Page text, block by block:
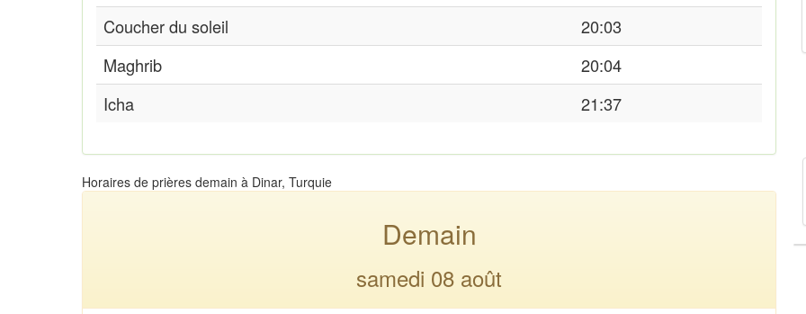
Coucher du soleil
20:03
Maghrib
20:04
Icha
21:37
Horaires de prières demain à Dinar, Turquie
Demain
samedi 08 août